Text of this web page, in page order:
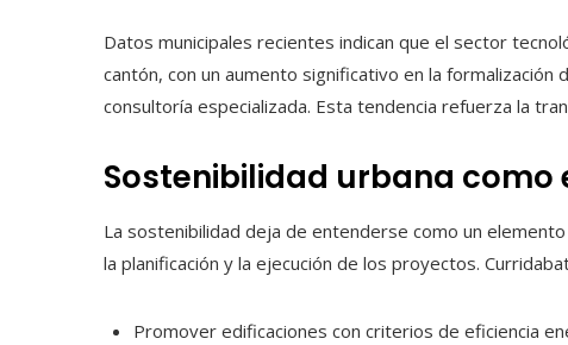
Datos municipales recientes indican que el sector
cantón, con un aumento significativo en la
consultoría especializada. Esta tendencia refuerza la
Sostenibilidad urbana como
La sostenibilidad deja de entenderse como un
la planificación y la ejecución de los proyectos.
Promover edificaciones con criterios de eficiencia